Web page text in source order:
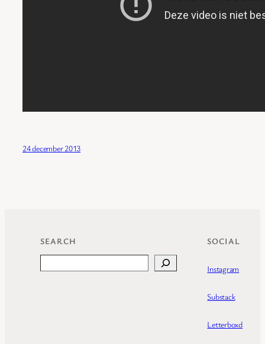
24 december 2013
SEARCH SOCIAL
Instagram
Substack
Letterboxd